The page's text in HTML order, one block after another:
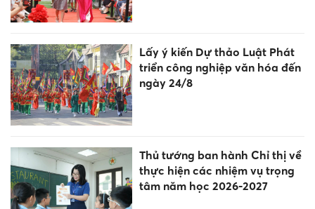
Lấy ý kiến Dự thảo Luật Phát
triển công nghiệp văn hóa đến
ngày 24/8
Thủ tướng ban hành Chỉ thị về
thực hiện các nhiệm vụ trọng
tâm năm học 2026-2027